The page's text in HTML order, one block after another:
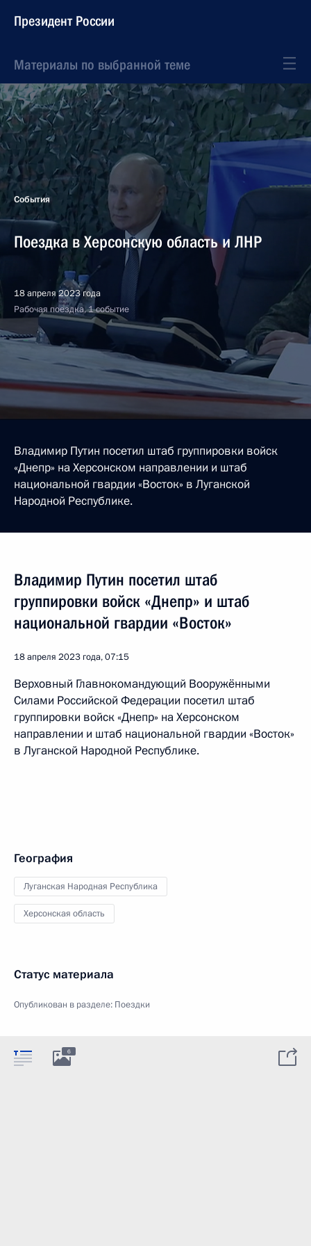
Президент России
Материалы по выбранной теме
События
Поездка в Херсонскую область и ЛНР
18 апреля 2023 года
Рабочая поездка, 1 событие
Владимир Путин посетил штаб группировки войск
«Днепр» на Херсонском направлении и штаб
национальной гвардии «Восток» в Луганской
Народной Республике.
Владимир Путин посетил штаб
группировки войск «Днепр» и штаб
национальной гвардии «Восток»
18 апреля 2023 года, 07:15
Верховный Главнокомандующий Вооружёнными
Силами Российской Федерации посетил штаб
группировки войск «Днепр» на Херсонском
направлении и штаб национальной гвардии «Восток»
в Луганской Народной Республике.
География
Луганская Народная Республика
Херсонская область
Статус материала
Опубликован в разделе: Поездки
6